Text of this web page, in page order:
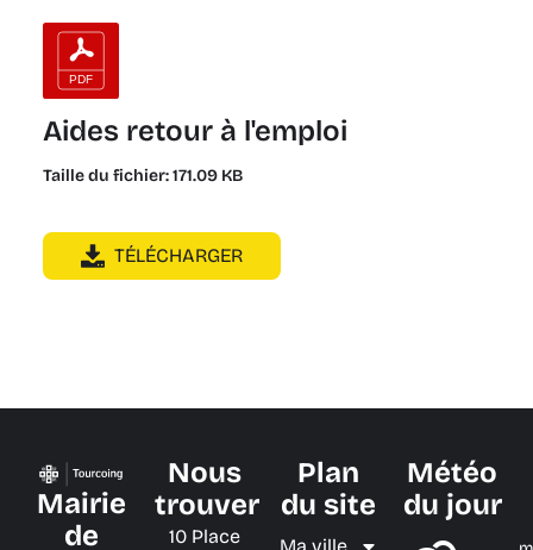
Aides retour à l'emploi
Taille du fichier: 171.09 KB
TÉLÉCHARGER
Mairie
de
Nous
trouver
10 Place
Plan
du site
Météo
du jour